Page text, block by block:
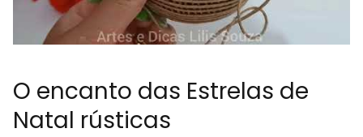
O encanto das Estrelas de
Natal rústicas